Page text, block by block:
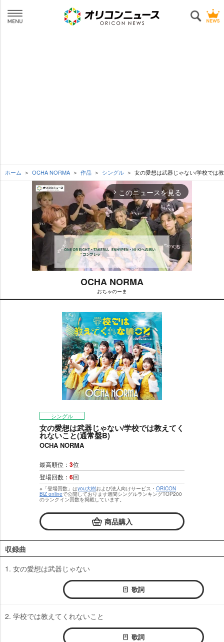
ホーム OCHA NORMA 作品 シングル 女の愛想は武器じゃない/学校では
arrow_forward_ios このニュースを見る
M
t
OCHA NORMA
おちゃのーま
シングル
女の愛想は武器じゃない/学校では教えてく
れないこと(通常盤B)
OCHA NORMA
最高順位： 3位
登場回数： 6回
※「登場回数」はyou大樹および法人向けサービス・ ORICON
BiZ onlineで公開しております週間シングルランキングTOP200
のランクイン回数を掲載しています。
商品購入
収録曲
1. 女の愛想は武器じゃない
歌詞
2. 学校では教えてくれないこと
歌詞